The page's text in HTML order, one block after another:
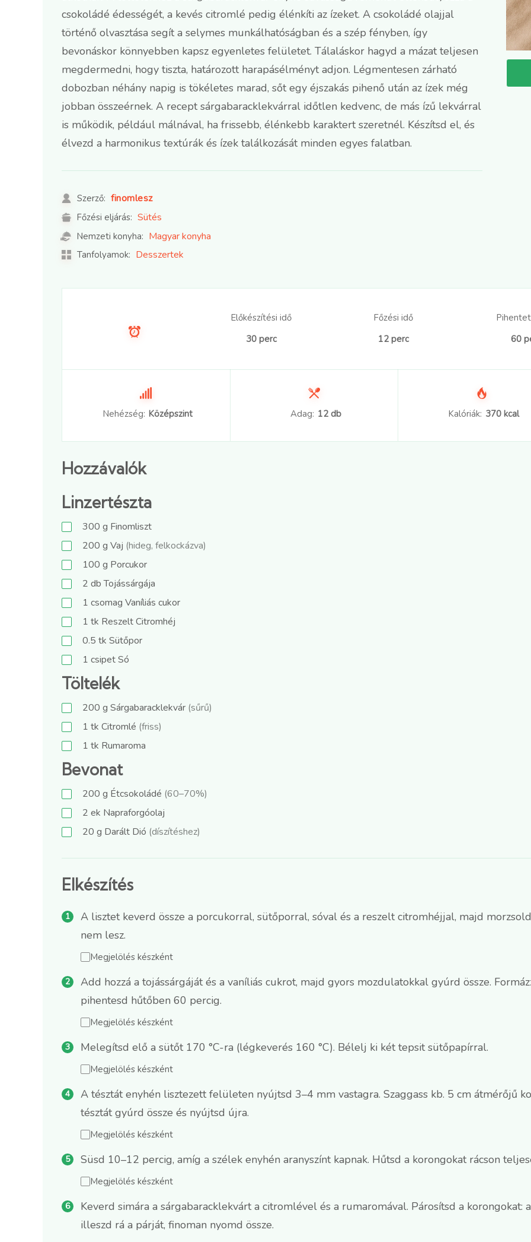
csokoládé édességét, a kevés citromlé pedig élénkíti az ízeket. A csokoládé olajjal
történő olvasztása segít a selymes munkálhatóságban és a szép fényben, így
bevonáskor könnyebben kapsz egyenletes felületet. Tálaláskor hagyd a mázat teljesen
megdermedni, hogy tiszta, határozott harapásélményt adjon. Légmentesen zárható
dobozban néhány napig is tökéletes marad, sőt egy éjszakás pihenő után az ízek még
jobban összeérnek. A recept sárgabaracklekvárral időtlen kedvenc, de más ízű lekvárral
is működik, például málnával, ha frissebb, élénkebb karaktert szeretnél. Készítsd el, és
élvezd a harmonikus textúrák és ízek találkozását minden egyes falatban.
Szerző: finomlesz
Főzési eljárás: Sütés
Nemzeti konyha: Magyar konyha
Tanfolyamok: Desszertek
Előkészítési idő
30 perc
Főzési idő
12 perc
60
Nehézség: Középszint Adag: 12 db Kalóriák: 370 kcal
Hozzávalók
Linzertészta
300 g Finomliszt
200 g Vaj (hideg, felkockázva)
100 g Porcukor
2 dbTojássárgája
1 csomag Vaníliás cukor
1 tk Reszelt Citromhéj
0.5 tk Sütőpor
1 csipetSó
Töltelék
200 g Sárgabaracklekvár (sűrű)
1 tk Citromlé (friss)
1 tk Rumaroma
Bevonat
200 g Étcsokoládé (60–70%)
2 ek Napraforgóolaj
20 g Darált Dió (díszítéshez)
Elkészítés
A lisztet keverd össze a porcukorral, sütőporral, sóval és a reszelt citromhéjjal, majd
nem lesz.
Megjelölés készként
Add hozzá a tojássárgáját és a vaníliás cukrot, majd gyors mozdulatokkal gyúrd össze.
pihentesd hűtőben 60 percig.
Megjelölés készként
Melegítsd elő a sütőt 170 °C-ra (légkeverés 160 °C). Bélelj ki két tepsit sütőpapírral.
Megjelölés készként
A tésztát enyhén lisztezett felületen nyújtsd 3–4 mm vastagra. Szaggass kb. 5 cm átmérőjű
tésztát gyúrd össze és nyújtsd újra.
Megjelölés készként
Süsd 10–12 percig, amíg a szélek enyhén aranyszínt kapnak. Hűtsd a korongokat rácson
Megjelölés készként
Keverd simára a sárgabaracklekvárt a citromlével és a rumaromával. Párosítsd a
illeszd rá a párját, finoman nyomd össze.